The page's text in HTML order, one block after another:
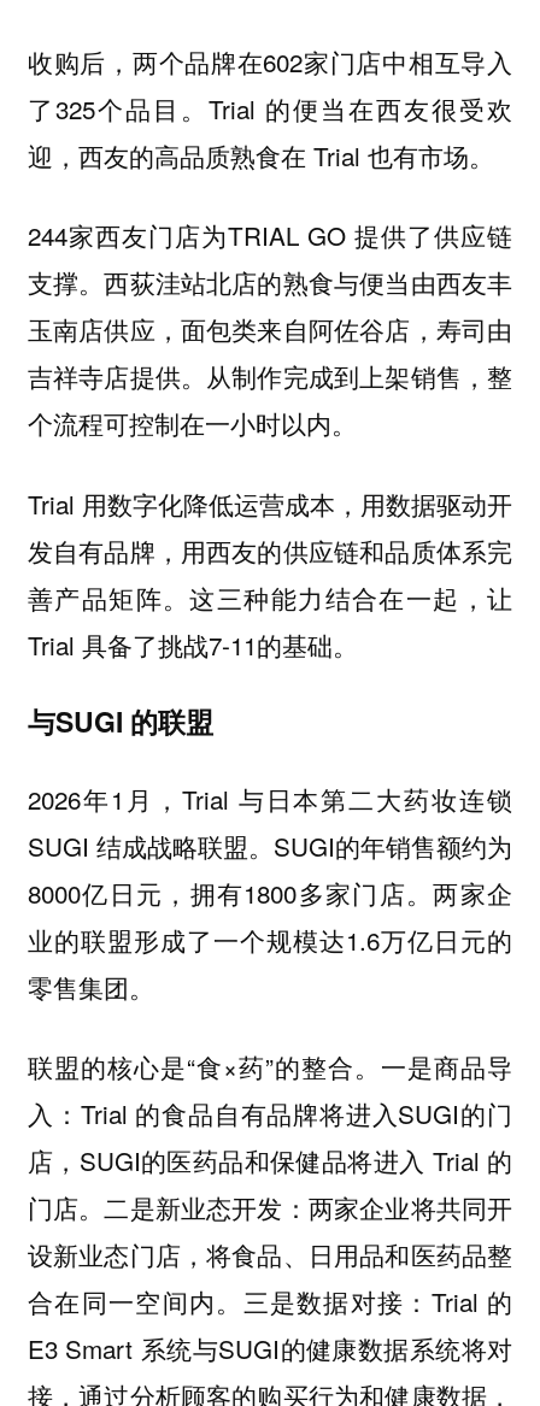
收购后，两个品牌在602家门店中相互导入
了325个品目。Trial 的便当在西友很受欢
迎，西友的高品质熟食在 Trial 也有市场。
244家西友门店为TRIAL GO 提供了供应链
支撑。西荻洼站北店的熟食与便当由西友丰
玉南店供应，面包类来自阿佐谷店，寿司由
吉祥寺店提供。从制作完成到上架销售，整
个流程可控制在一小时以内。
Trial 用数字化降低运营成本，用数据驱动开
发自有品牌，用西友的供应链和品质体系完
善产品矩阵。这三种能力结合在一起，让
Trial 具备了挑战7-11的基础。
与SUGI 的联盟
2026年1月，Trial 与日本第二大药妆连锁
SUGI 结成战略联盟。SUGI的年销售额约为
8000亿日元，拥有1800多家门店。两家企
业的联盟形成了一个规模达1.6万亿日元的
零售集团。
联盟的核心是“食×药”的整合。一是商品导
入：Trial 的食品自有品牌将进入SUGI的门
店，SUGI的医药品和保健品将进入 Trial 的
门店。二是新业态开发：两家企业将共同开
设新业态门店，将食品、日用品和医药品整
合在同一空间内。三是数据对接：Trial 的
E3 Smart 系统与SUGI的健康数据系统将对
接，通过分析顾客的购买行为和健康数据，